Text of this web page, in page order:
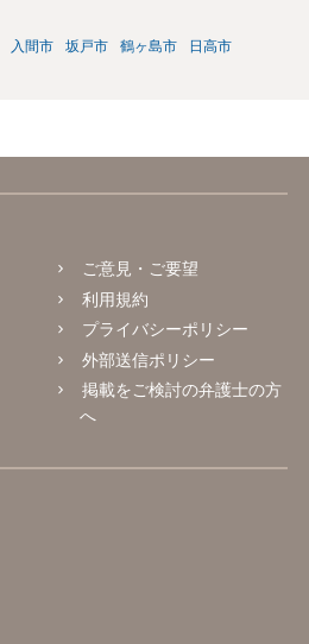
入間市 坂戸市 鶴ヶ島市
日高市
ご意見・ご要望
利用規約
プライバシーポリシー
外部送信ポリシー
掲載をご検討の弁護士の方
へ